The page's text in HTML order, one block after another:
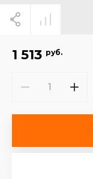
1 513 руб.